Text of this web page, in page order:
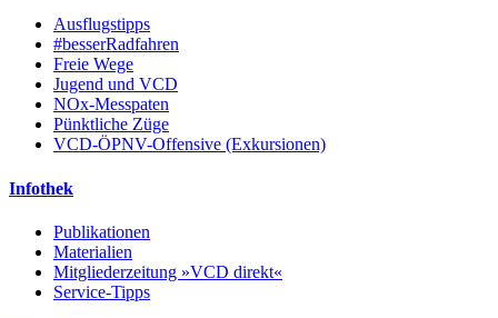
Ausflugstipps
#besserRadfahren
Freie Wege
Jugend und VCD
NOx-Messpaten
Pünktliche Züge
VCD-ÖPNV-Offensive (Exkursionen)
Infothek
Publikationen
Materialien
Mitgliederzeitung »VCD direkt«
Service-Tipps